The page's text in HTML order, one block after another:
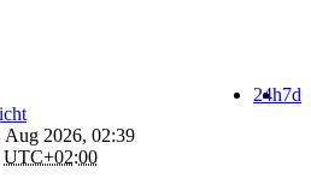
7d
24h
2026, 02:39
UTC+02:00